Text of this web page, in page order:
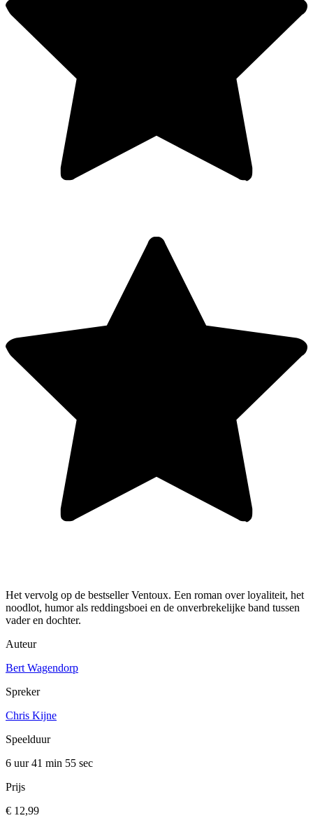
Het vervolg op de bestseller Ventoux. Een roman over loyaliteit, het
noodlot, humor als reddingsboei en de onverbrekelijke band tussen
vader en dochter.
Auteur
Bert Wagendorp
Spreker
Chris Kijne
Speelduur
6 uur 41 min 55 sec
Prijs
€ 12,99